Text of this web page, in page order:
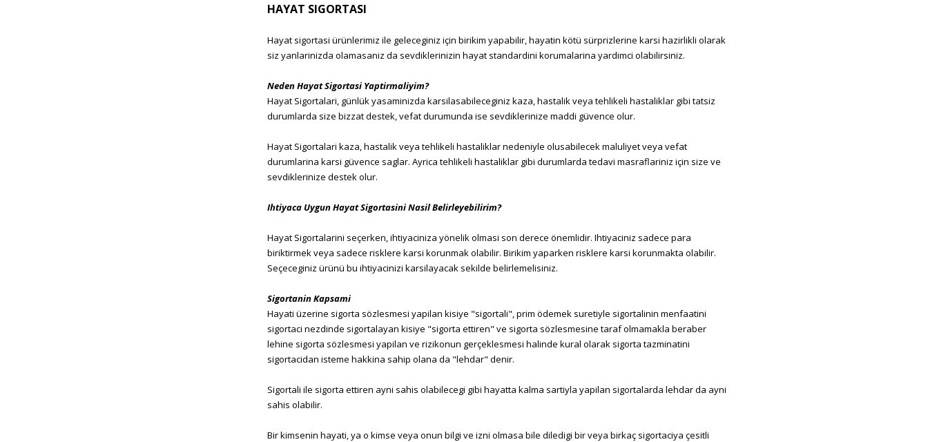
HAYAT SIGORTASI
Hayat sigortasi ürünlerimiz ile geleceginiz için birikim yapabilir, hayatin kötü sürprizlerine karsi hazirlikli olarak
siz yanlarinizda olamasaniz da sevdiklerinizin hayat standardini korumalarina yardimci olabilirsiniz.
Neden Hayat Sigortasi Yaptirmaliyim?
Hayat Sigortalari, günlük yasaminizda karsilasabileceginiz kaza, hastalik veya tehlikeli hastaliklar gibi tatsiz
durumlarda size bizzat destek, vefat durumunda ise sevdiklerinize maddi güvence olur.
Hayat Sigortalari kaza, hastalik veya tehlikeli hastaliklar nedeniyle olusabilecek maluliyet veya vefat
durumlarina karsi güvence saglar. Ayrica tehlikeli hastaliklar gibi durumlarda tedavi masraflariniz için size ve
sevdiklerinize destek olur.
Ihtiyaca Uygun Hayat Sigortasini Nasil Belirleyebilirim?
Hayat Sigortalarini seçerken, ihtiyaciniza yönelik olmasi son derece önemlidir. Ihtiyaciniz sadece para
biriktirmek veya sadece risklere karsi korunmak olabilir. Birikim yaparken risklere karsi korunmakta olabilir.
Seçeceginiz ürünü bu ihtiyacinizi karsilayacak sekilde belirlemelisiniz.
Sigortanin Kapsami
Hayati üzerine sigorta sözlesmesi yapilan kisiye "sigortali", prim ödemek suretiyle sigortalinin menfaatini
sigortaci nezdinde sigortalayan kisiye "sigorta ettiren" ve sigorta sözlesmesine taraf olmamakla beraber
lehine sigorta sözlesmesi yapilan ve rizikonun gerçeklesmesi halinde kural olarak sigorta tazminatini
sigortacidan isteme hakkina sahip olana da "lehdar" denir.
Sigortali ile sigorta ettiren ayni sahis olabilecegi gibi hayatta kalma sartiyla yapilan sigortalarda lehdar da ayni
sahis olabilir.
Bir kimsenin hayati, ya o kimse veya onun bilgi ve izni olmasa bile diledigi bir veya birkaç sigortaciya çesitli